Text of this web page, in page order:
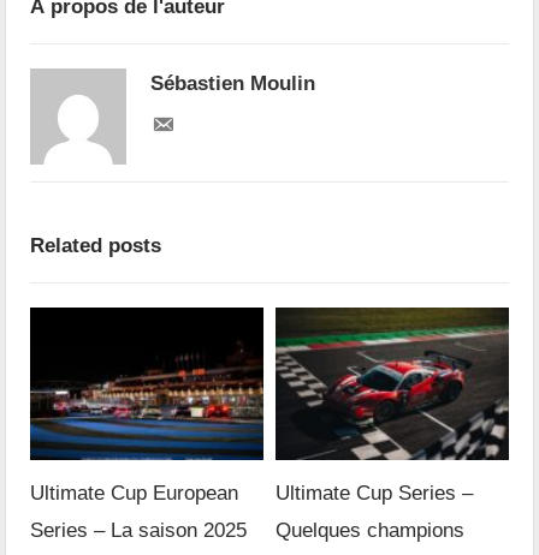
À propos de l'auteur
Sébastien Moulin
Related posts
Ultimate Cup European
Series – La saison 2025
Ultimate Cup Series –
Quelques champions